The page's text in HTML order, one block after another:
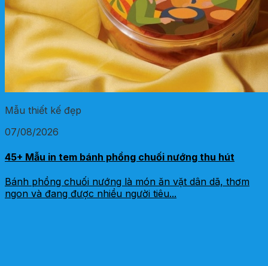
Mẫu thiết kế đẹp
07/08/2026
45+ Mẫu in tem bánh phồng chuối nướng thu hút
Bánh phồng chuối nướng là món ăn vặt dân dã, thơm
ngon và đang được nhiều người tiêu...